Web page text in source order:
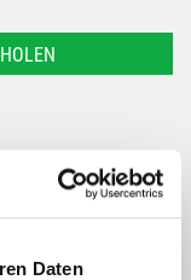
Daten